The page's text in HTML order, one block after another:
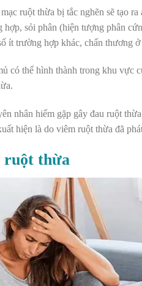
ruột thừa bị tắc nghẽn sẽ tạo
sỏi phân (hiện tượng phân
ít trường hợp khác, chấn thương
có thể hình thành trong khu vực
nhân hiếm gặp gây đau ruột
hiện là do viêm ruột thừa đã
ruột thừa